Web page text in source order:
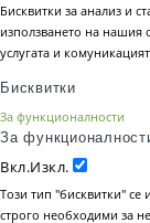
Бисквитки за анализ и
използването на нашия
услугата и
Бисквитки
За функционалности
За
Вкл.Изкл.
Този тип "бисквитки" се
строго необходими за